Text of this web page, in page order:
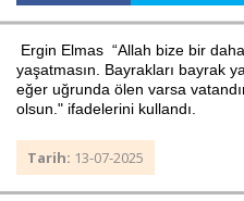
Ergin Elmas “Allah bize bir
yaşatmasın. Bayrakları bayrak
eğer uğrunda ölen varsa
olsun." ifadelerini kullandı.
Tarih: 13-07-2025